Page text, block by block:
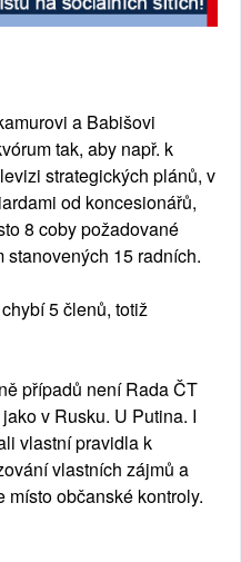
a Babišovi
tak, aby např. k
strategických plánů, v
od koncesionářů,
8 coby požadované
15 radních.
5 členů, totiž
případů není Rada ČT
v Rusku. U Putina. I
vlastní pravidla k
vlastních zájmů a
občanské kontroly.